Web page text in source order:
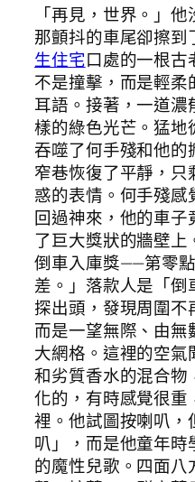
「再見，世界。」
那顫抖的車尾卻擦
生住宅口處的一根古
不是撞擊，而是輕
耳語。接著，一道
樣的綠色光芒。猛地
吞噬了何手殘和他的
窄巷恢復了平靜，
惑的表情。何手殘
回過神來，他的車
了巨大獎狀的牆壁
倒車入庫獎——第零
差。」落款人是「
探出頭，發現周圍不
而是一望無際、由
大網格。這裡的空
和劣質香水的混合
化的，有時感覺很
裡。他試圖按喇叭，
叭」，而是他童年
的魔性兒歌。四面